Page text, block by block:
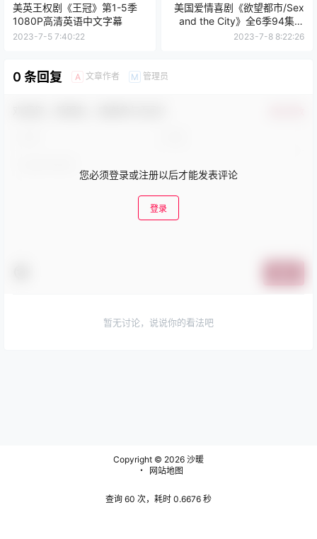
美英王权剧《王冠》第1-5季
1080P高清英语中文字幕
2023-7-5 7:40:22
美国爱情喜剧《欲望都市/Sex
and the City》全6季94集高
清1080P英语外挂中文字幕
2023-7-8 8:22:26
0 条回复 A 文章作者 M 管理员
您必须登录或注册以后才能发表评论
登录
暂无讨论，说说你的看法吧
Copyright © 2026 沙暖
・
网站地图
查询 60 次，耗时 0.6676 秒